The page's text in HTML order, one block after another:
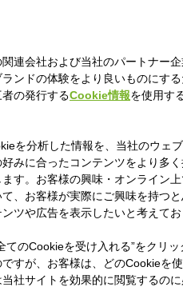
連会社および当社のパートナー
ンドの体験をより良いものにす
の発行するCookie情報を使用す
を分析した情報を、当社のウェ
好みに合ったコンテンツをより多
す。お客様の興味・オンライン
、お客様が実際にご興味を持つ
ツや広告を表示したいと考えて
てのCookieを受け入れる”をクリ
すが、お客様は、どのCookieを
社サイトを効果的に閲覧するの